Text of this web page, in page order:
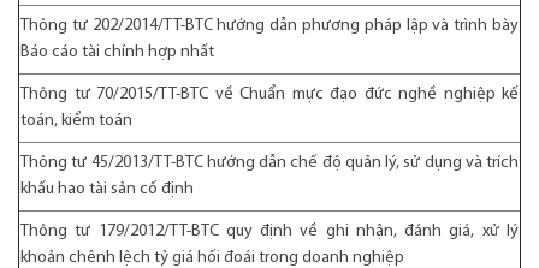
Thông tư 202/2014/TT-BTChướng dẫn phương pháp lập và trình bày
Báo cáo tài chính hợp nhất
Thông tư 70/2015/TT-BTC về Chuẩn mực đạo đức nghề nghiệp kế
toán, kiểm toán
Thông tư 45/2013/TT-BTChướng dẫn chế độ quản lý, sử dụng và trích
khấu hao tài sản cố định
Thông tư 179/2012/TT-BTCquy định về ghi nhận, đánh giá, xử lý
khoản chênh lệch tỷ giá hối đoái trong doanh nghiệp